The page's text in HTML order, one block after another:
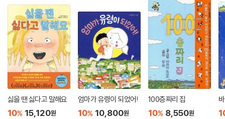
싫을 땐 싫다고 말해요
10% 15,120원
엄마가 유령이 되었어!
10% 10,800원
100층짜리 집
10% 8,550원